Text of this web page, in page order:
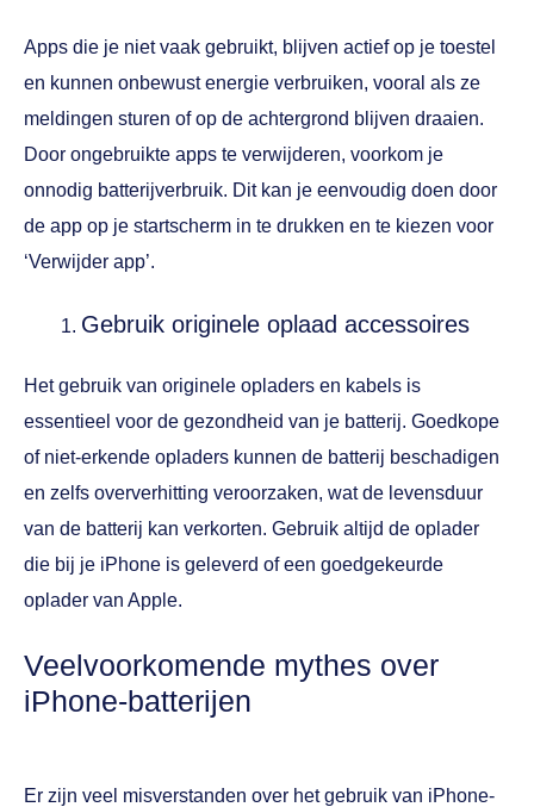
Apps die je niet vaak gebruikt, blijven actief op je toestel
en kunnen onbewust energie verbruiken, vooral als ze
meldingen sturen of op de achtergrond blijven draaien.
Door ongebruikte apps te verwijderen, voorkom je
onnodig batterijverbruik. Dit kan je eenvoudig doen door
de app op je startscherm in te drukken en te kiezen voor
‘Verwijder app’.
Gebruik originele oplaad accessoires
Het gebruik van originele opladers en kabels is
essentieel voor de gezondheid van je batterij. Goedkope
of niet-erkende opladers kunnen de batterij beschadigen
en zelfs oververhitting veroorzaken, wat de levensduur
van de batterij kan verkorten. Gebruik altijd de oplader
die bij je iPhone is geleverd of een goedgekeurde
oplader van Apple.
Veelvoorkomende mythes over
iPhone-batterijen
Er zijn veel misverstanden over het gebruik van iPhone-